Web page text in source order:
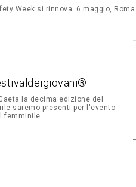
Week si rinnova. 6 maggio, Roma |
la decima edizione del
saremo presenti per l'evento
femminile.